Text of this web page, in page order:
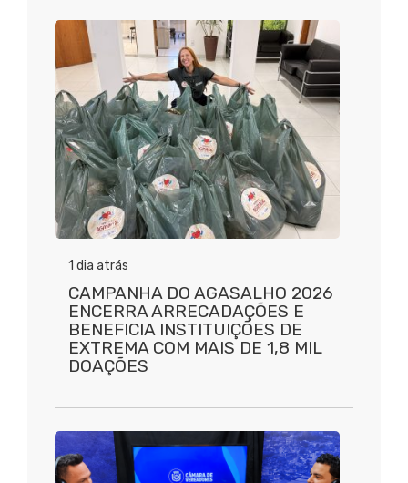
1 dia atrás
CAMPANHA DO AGASALHO 2026
ENCERRA ARRECADAÇÕES E
BENEFICIA INSTITUIÇÕES DE
EXTREMA COM MAIS DE 1,8 MIL
DOAÇÕES